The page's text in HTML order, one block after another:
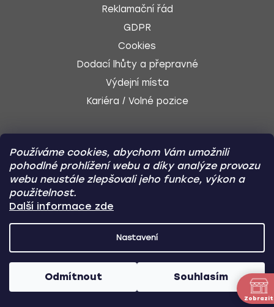
Používáme cookies, abychom Vám umožnili
pohodlné prohlížení webu a díky analýze provozu
webu neustále zlepšovali jeho funkce, výkon a
použitelnost.
Další informace zde
Nastavení
Odmítnout Souhlasím
Reklamační řád
GDPR
Cookies
Dodací lhůty a přepravné
Výdejní místa
Kariéra / Volné pozice
SLEDUJTE NÁS
Facebook
Instagram
Zobrazit